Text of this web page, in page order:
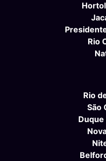
Rio
Rio
São
Duque